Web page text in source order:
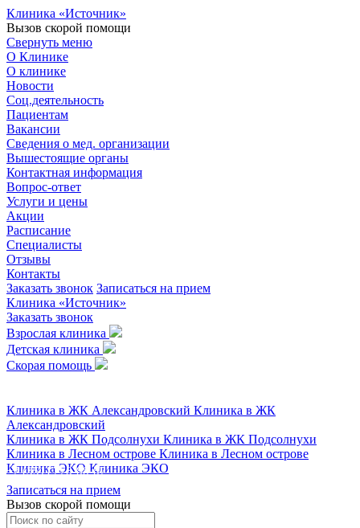
Клиника «Источник»
Вызов скорой помощи
Свернуть меню
О Клинике
О клинике
Новости
Соц.деятельность
Пациентам
Вакансии
Сведения о мед. организации
Вышестоящие органы
Контактная информация
Вопрос-ответ
Услуги и цены
Акции
Расписание
Специалисты
Отзывы
Контакты
Заказать звонок Записаться на прием
Клиника «Источник»
Заказать звонок
Взрослая клиника
Детская клиника
Скорая помощь
Клиника в ЖК Александровский Клиника в ЖК
Александровский
Клиника в ЖК Подсолнухи Клиника в ЖК Подсолнухи
Клиника в Лесном острове Клиника в Лесном острове
Клиника ЭКО Клиника ЭКО
+7 (351) 778-88-87
Записаться на прием
Вызов скорой помощи